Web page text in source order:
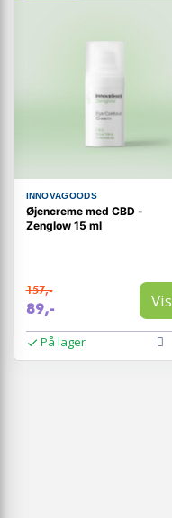
INNOVAGOODS
Øjencreme med CBD -
Zenglow 15 ml
157,-
89,- Vis
På lager